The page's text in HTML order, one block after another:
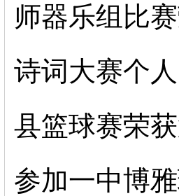
师器乐组比
诗词大赛个
县篮球赛荣获
参加一中博